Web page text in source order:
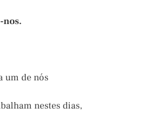
nos.
um de nós
nestes dias,